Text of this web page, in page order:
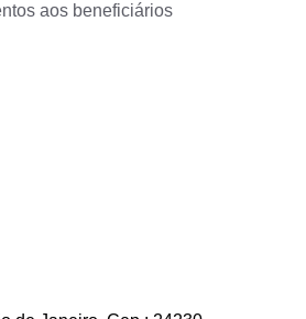
aos beneficiários